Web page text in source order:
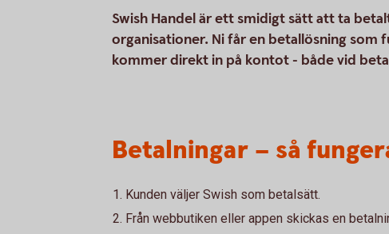
Swish Handel är ett smidigt sätt att ta
organisationer. Ni får en betallösning som
kommer direkt in på kontot - både vid
Betalningar – så
Kunden väljer Swish som betalsätt.
Från webbutiken eller appen skickas en